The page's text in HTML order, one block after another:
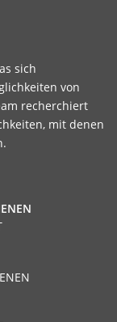
sich
von
recherchiert
mit denen